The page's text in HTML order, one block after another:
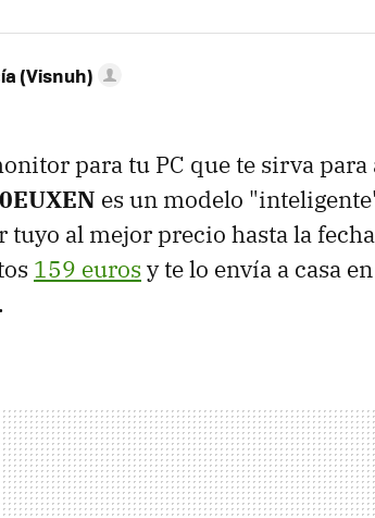
(Visnuh)
para tu PC que te sirva para
es un modelo
tuyo al mejor precio hasta la
159 euros y te lo envía a casa